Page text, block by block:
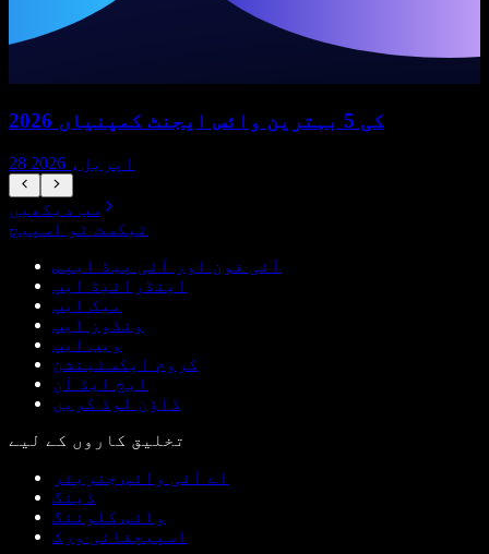
2026 کی 5 بہترین وائس ایجنٹ کمپنیاں
28 اپریل، 2026
سب دیکھیں
ٹیکسٹ ٹو اسپیچ
آئی فون اور آئی پیڈ ایپس
اینڈرائیڈ ایپ
میک ایپ
ونڈوز ایپ
ویب ایپ
کروم ایکسٹینشن
ایج ایڈ آن
ڈاؤن لوڈ کریں
تخلیق کاروں کے لیے
اے آئی وائس جنریٹر
ڈبنگ
وائس کلوننگ
اسپیچفائی ورک